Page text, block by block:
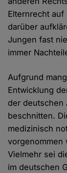
Elternrecht
darüber
Jungen fast
immer
Aufgrund
Entwicklung
der deutschen
beschnitten.
medizinisch
vorgenommen
Vielmehr sei
im deutschen